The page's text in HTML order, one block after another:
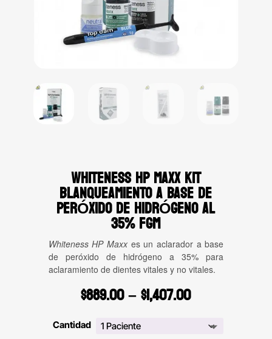
WHITENESS HP MAXX KIT
BLANQUEAMIENTO A BASE DE
PERÓXIDO DE HIDRÓGENO AL
35% FGM
Whiteness HP Maxx es un aclarador a base
de peróxido de hidrógeno a 35% para
aclaramiento de dientes vitales y no vitales.
$889.00–$1,407.00Price
$889.00
Cantidad